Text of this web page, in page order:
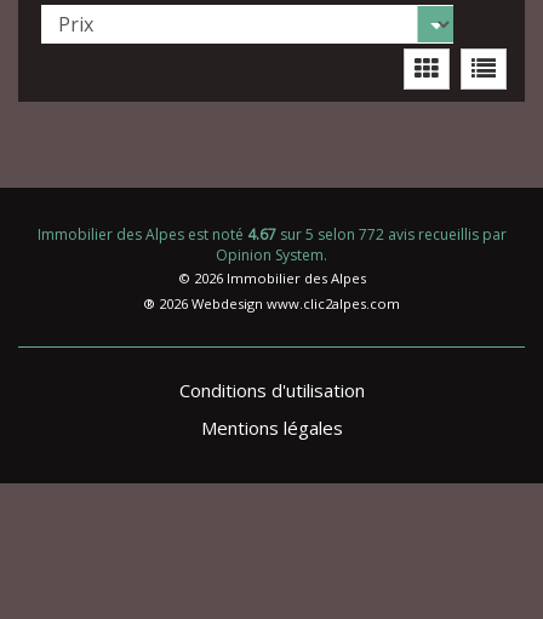
Immobilier des Alpesest noté 4.67sur5 selon 772avis recueillis par
Opinion System.
© 2026 Immobilier des Alpes
® 2026 Webdesign www.clic2alpes.com
Conditions d'utilisation
Mentions légales